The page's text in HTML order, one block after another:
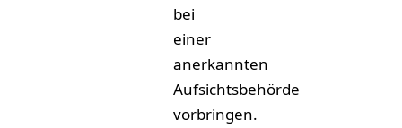
bei
einer
anerkannten
Aufsichtsbehörde
vorbringen.